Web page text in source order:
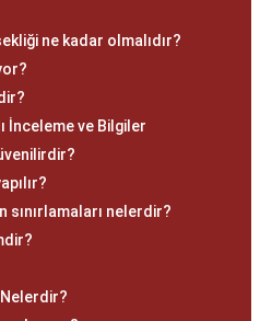
ne kadar olmalıdır?
İnceleme ve Bilgiler
sınırlamaları nelerdir?